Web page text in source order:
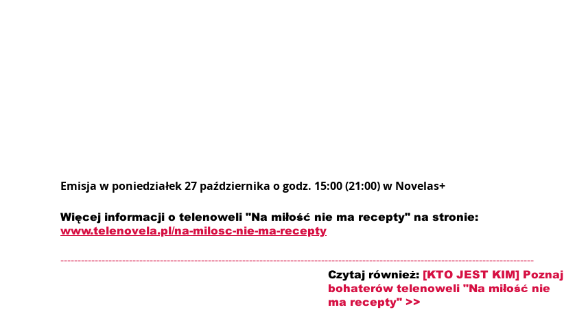
Emisja w poniedziałek 27 października o godz. 15:00 (21:00) w Novelas+
Więcej informacji o telenoweli "Na miłość nie ma recepty" na stronie:
www.telenovela.pl/na-milosc-nie-ma-recepty
------------------------------------------------------------------------------------------------------------------------------------------
Czytaj również: [KTO JEST KIM] Poznaj
bohaterów telenoweli "Na miłość nie
ma recepty" >>